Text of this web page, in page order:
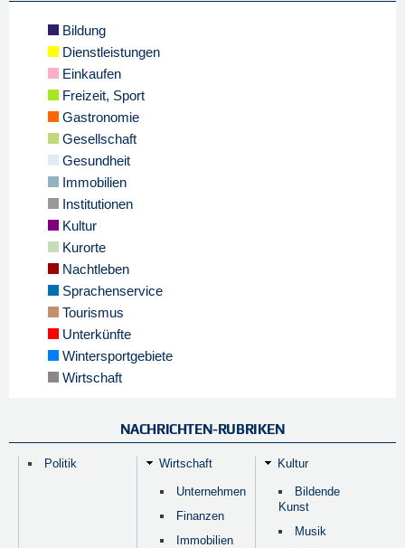
Bildung
Dienstleistungen
Einkaufen
Freizeit, Sport
Gastronomie
Gesellschaft
Gesundheit
Immobilien
Institutionen
Kultur
Kurorte
Nachtleben
Sprachenservice
Tourismus
Unterkünfte
Wintersportgebiete
Wirtschaft
NACHRICHTEN-RUBRIKEN
Politik Wirtschaft
Unternehmen
Finanzen
Immobilien
Kultur
Bildende
Kunst
Musik